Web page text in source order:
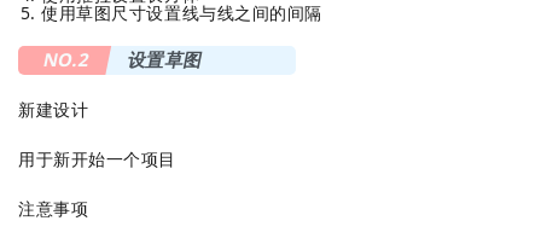
使用草图尺寸设置线与线之间的间隔
NO.2 设置草图
新建设计
用于新开始一个项目
注意事项